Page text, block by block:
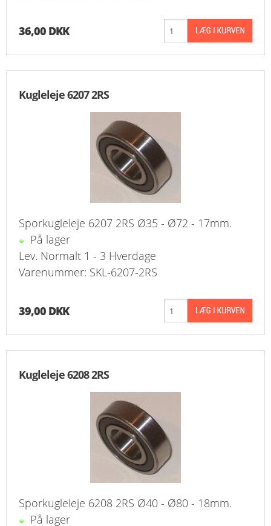
36,00 DKK
Kugleleje 6207 2RS
Sporkugleleje 6207 2RS Ø35 - Ø72 - 17mm.
På lager
Lev. Normalt 1 - 3 Hverdage
Varenummer: SKL-6207-2RS
39,00 DKK
Kugleleje 6208 2RS
Sporkugleleje 6208 2RS Ø40 - Ø80 - 18mm.
På lager